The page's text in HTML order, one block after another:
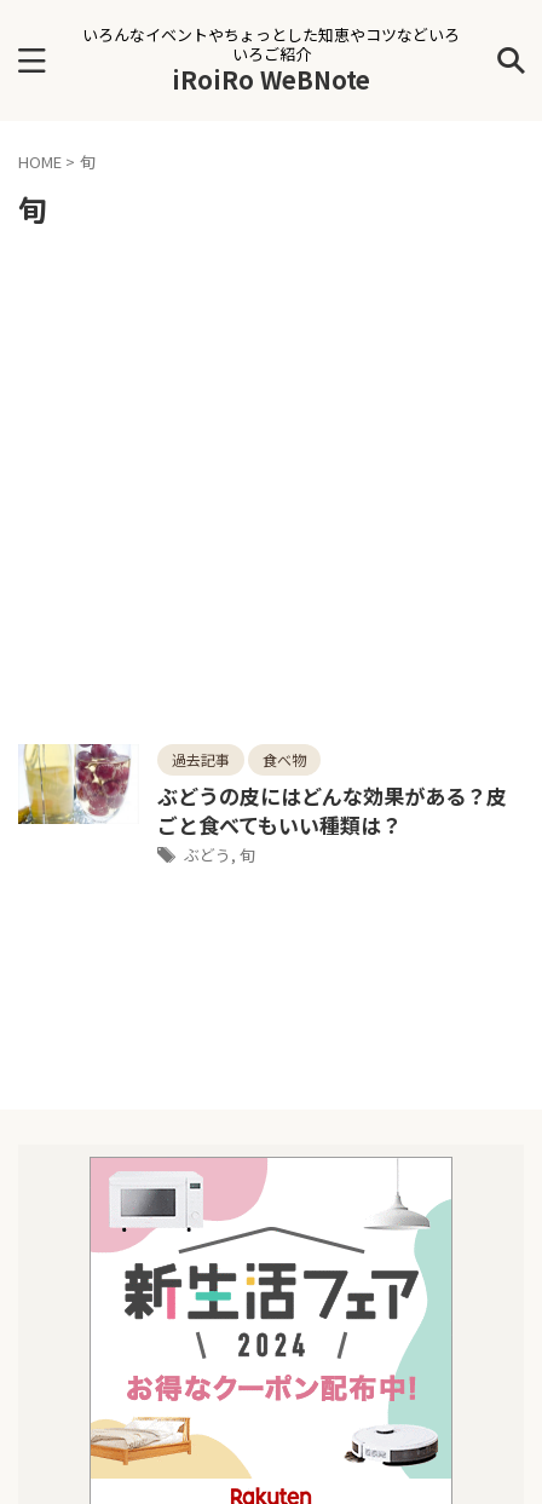
いろんなイベントやちょっとした知恵やコツなどいろ
いろご紹介
iRoiRo WeBNote
HOME > 旬
旬
過去記事 食べ物
ぶどうの皮にはどんな効果がある？皮
ごと食べてもいい種類は？
ぶどう , 旬